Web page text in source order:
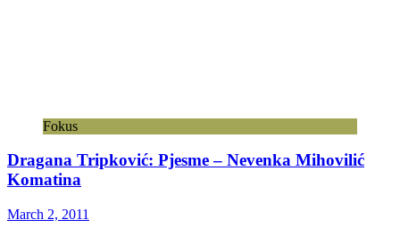
Fokus
Dragana Tripković: Pjesme – Nevenka Mihovilić
Komatina
March 2, 2011